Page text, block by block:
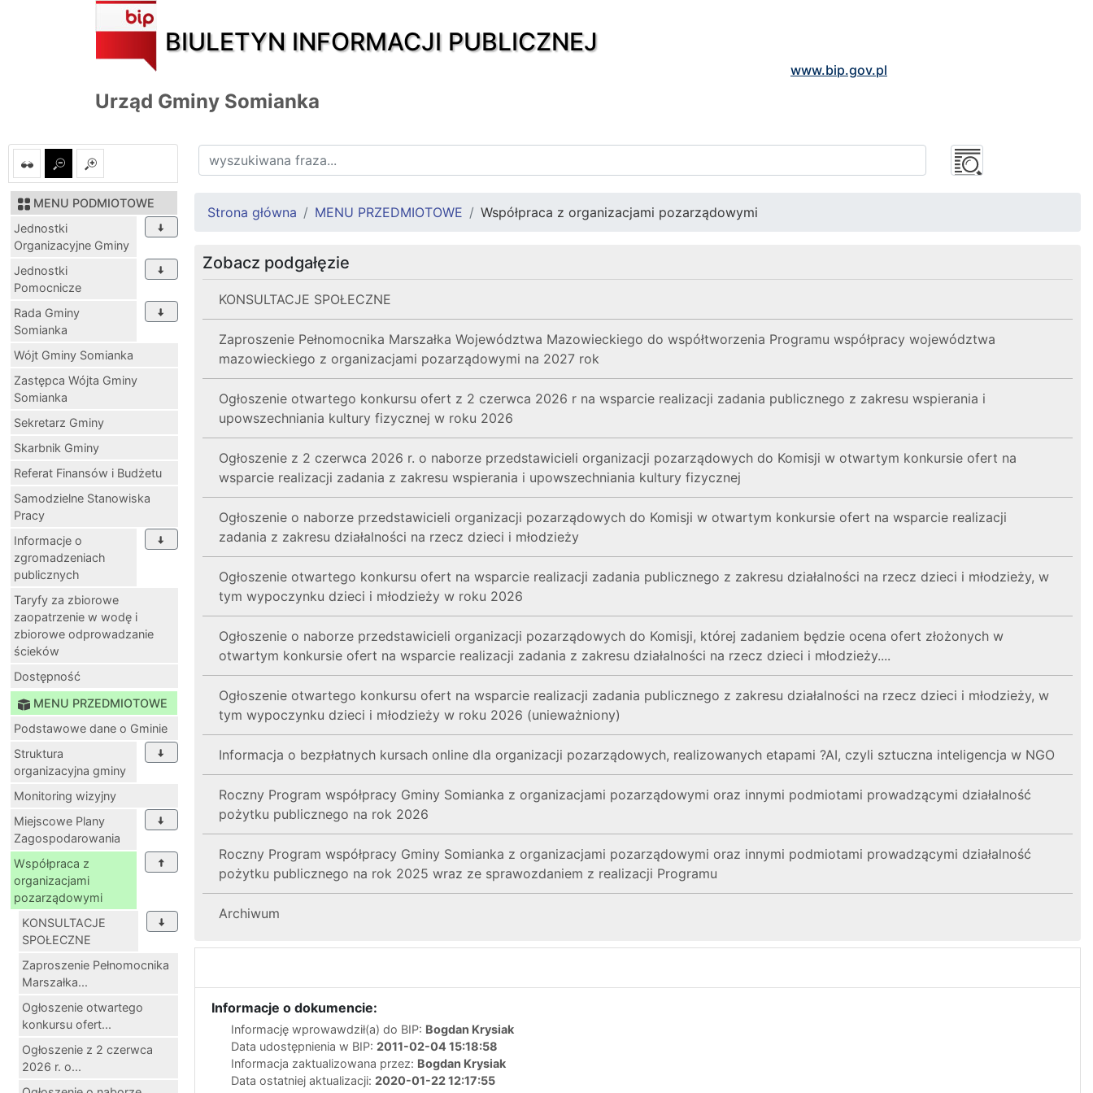
BIULETYN INFORMACJI PUBLICZNEJ
www.bip.gov.pl
Urząd Gminy Somianka
MENU PODMIOTOWE
Jednostki
Organizacyjne Gminy
Jednostki
Pomocnicze
Rada Gminy
Somianka
Wójt Gminy Somianka
Zastępca Wójta Gminy
Somianka
Sekretarz Gminy
Skarbnik Gminy
Referat Finansów i Budżetu
Samodzielne Stanowiska
Pracy
Informacje o
zgromadzeniach
publicznych
Taryfy za zbiorowe
zaopatrzenie w wodę i
zbiorowe odprowadzanie
ścieków
Dostępność
MENU PRZEDMIOTOWE
Podstawowe dane o Gminie
Struktura
organizacyjna gminy
Monitoring wizyjny
Miejscowe Plany
Zagospodarowania
Współpraca z
organizacjami
pozarządowymi
KONSULTACJE
SPOŁECZNE
Zaproszenie Pełnomocnika
Marszałka...
Ogłoszenie otwartego
konkursu ofert...
Ogłoszenie z 2 czerwca
2026 r. o...
Strona główna MENU PRZEDMIOTOWE Współpraca z organizacjami pozarządowymi
Zobacz podgałęzie
KONSULTACJE SPOŁECZNE
Zaproszenie Pełnomocnika Marszałka Województwa Mazowieckiego do współtworzenia Programu współpracy województwa
mazowieckiego z organizacjami pozarządowymi na 2027 rok
Ogłoszenie otwartego konkursu ofert z 2 czerwca 2026 r na wsparcie realizacji zadania publicznego z zakresu wspierania i
upowszechniania kultury fizycznej w roku 2026
Ogłoszenie z 2 czerwca 2026 r. o naborze przedstawicieli organizacji pozarządowych do Komisji w otwartym konkursie ofert na
wsparcie realizacji zadania z zakresu wspierania i upowszechniania kultury fizycznej
Ogłoszenie o naborze przedstawicieli organizacji pozarządowych do Komisji w otwartym konkursie ofert na wsparcie realizacji
zadania z zakresu działalności na rzecz dzieci i młodzieży
Ogłoszenie otwartego konkursu ofert na wsparcie realizacji zadania publicznego z zakresu działalności na rzecz dzieci i młodzieży, w
tym wypoczynku dzieci i młodzieży w roku 2026
Ogłoszenie o naborze przedstawicieli organizacji pozarządowych do Komisji, której zadaniem będzie ocena ofert złożonych w
otwartym konkursie ofert na wsparcie realizacji zadania z zakresu działalności na rzecz dzieci i młodzieży....
Ogłoszenie otwartego konkursu ofert na wsparcie realizacji zadania publicznego z zakresu działalności na rzecz dzieci i młodzieży, w
tym wypoczynku dzieci i młodzieży w roku 2026 (unieważniony)
Informacja o bezpłatnych kursach online dla organizacji pozarządowych, realizowanych etapami ?AI, czyli sztuczna inteligencja w NGO
Roczny Program współpracy Gminy Somianka z organizacjami pozarządowymi oraz innymi podmiotami prowadzącymi działalność
pożytku publicznego na rok 2026
Roczny Program współpracy Gminy Somianka z organizacjami pozarządowymi oraz innymi podmiotami prowadzącymi działalność
pożytku publicznego na rok 2025 wraz ze sprawozdaniem z realizacji Programu
Archiwum
Informacje o dokumencie:
Informację wprowawdził(a) do BIP: Bogdan Krysiak
Data udostępnienia w BIP: 2011-02-04 15:18:58
Informacja zaktualizowana przez: Bogdan Krysiak
Data ostatniej aktualizacji: 2020-01-22 12:17:55